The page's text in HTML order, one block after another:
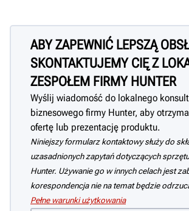
ABY ZAPEWNIĆ LEPSZĄ
SKONTAKTUJEMY CIĘ Z
ZESPOŁEM FIRMY HUNTER
Wyślij wiadomość do lokalnego
biznesowego firmy Hunter, aby
ofertę lub prezentację produktu.
Niniejszy formularz kontaktowy służy do
uzasadnionych zapytań dotyczących
Hunter. Używanie go w innych celach jest
korespondencja nie na temat będzie
Pełne warunki użytkowania